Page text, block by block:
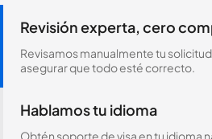
Revisión experta, cero
Revisamos manualmente tu
asegurar que todo esté correcto.
Hablamos tu idioma
Obtén soporte de visa en tu idioma